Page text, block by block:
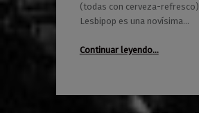
(todas con cerveza-refresco)
Lesbipop es una novísima…
Continuar leyendo…